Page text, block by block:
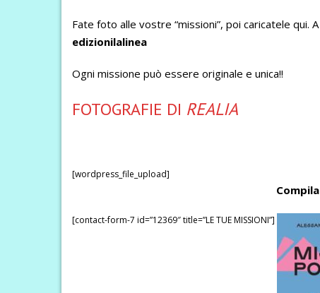
Fate foto alle vostre “missioni”, poi caricatele qui. A
edizionilalinea
Ogni missione può essere originale e unica!!
FOTOGRAFIE DI REALIA
[wordpress_file_upload]
[contact-form-7 id=”12369″ title=”LE TUE MISSIONI”]